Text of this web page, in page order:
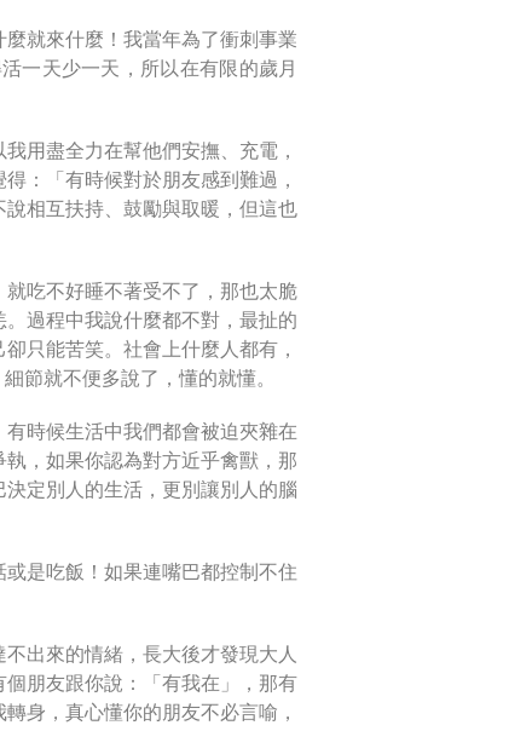
就來什麼！我當年為了衝刺事業
一天少一天，所以在有限的歲月
用盡全力在幫他們安撫、充電，
：「有時候對於朋友感到難過，
相互扶持、鼓勵與取暖，但這也
吃不好睡不著受不了，那也太脆
過程中我說什麼都不對，最扯的
只能苦笑。社會上什麼人都有，
節就不便多說了，懂的就懂。
時候生活中我們都會被迫夾雜在
，如果你認為對方近乎禽獸，那
定別人的生活，更別讓別人的腦
是吃飯！如果連嘴巴都控制不住
出來的情緒，長大後才發現大人
朋友跟你說：「有我在」，那有
身，真心懂你的朋友不必言喻，